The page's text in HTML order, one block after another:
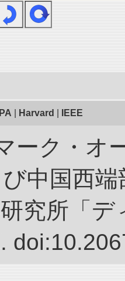
Harvard IEEE
ーク・オ
中国西
究所「